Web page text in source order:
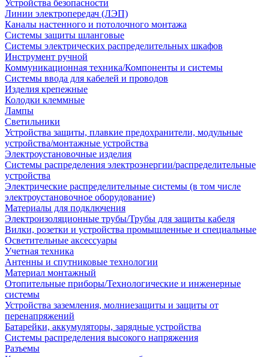
Устройства безопасности
Линии электропередач (ЛЭП)
Каналы настенного и потолочного монтажа
Системы защиты шланговые
Системы электрических распределительных шкафов
Инструмент ручной
Коммуникационная техника/Компоненты и системы
Системы ввода для кабелей и проводов
Изделия крепежные
Колодки клеммные
Лампы
Светильники
Устройства защиты, плавкие предохранители, модульные
устройства/монтажные устройства
Электроустановочные изделия
Системы распределения электроэнергии/распределительные
устройства
Электрические распределительные системы (в том числе
электроустановочное оборудование)
Материалы для подключения
Электроизоляционные трубы/Трубы для защиты кабеля
Вилки, розетки и устройства промышленные и специальные
Осветительные аксессуары
Учетная техника
Антенны и спутниковые технологии
Материал монтажный
Отопительные приборы/Технологические и инженерные
системы
Устройства заземления, молниезащиты и защиты от
перенапряжений
Батарейки, аккумуляторы, зарядные устройства
Системы распределения высокого напряжения
Разъемы